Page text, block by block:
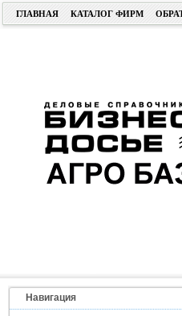
ГЛАВНАЯ КАТАЛОГ ФИРМ
Навигация